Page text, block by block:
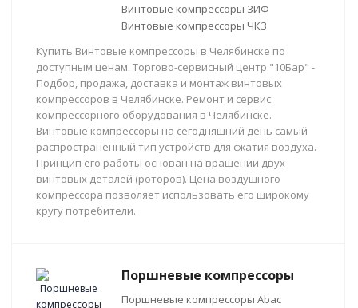
Винтовые компрессоры ЗИФ
Винтовые компрессоры ЧКЗ
Купить Винтовые компрессоры в Челябинске по
доступным ценам. Торгово-сервисный центр "10Бар" -
Подбор, продажа, доставка и монтаж винтовых
компрессоров в Челябинске. Ремонт и сервис
компрессорного оборудования в Челябинске.
Винтовые компрессоры на сегодняшний день самый
распространённый тип устройств для сжатия воздуха.
Принцип его работы основан на вращении двух
винтовых деталей (роторов). Цена воздушного
компрессора позволяет использовать его широкому
кругу потребители.
Поршневые компрессоры
Поршневые компрессоры Abac